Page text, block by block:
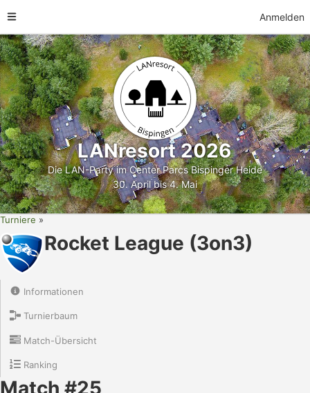
Anmelden
LANresort 2026
Die LAN-Party im Center Parcs Bispinger Heide
30. April bis 4. Mai
Turniere
Rocket League (3on3)
Informationen
Turnierbaum
Match-Übersicht
Ranking